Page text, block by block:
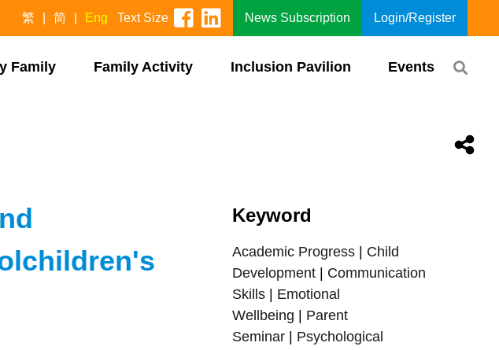
繁 简 Eng Text Size News Subscription Login/Register
Family​ Family Activity Inclusion Pavilion Events
Keyword
Academic Progress
Child
Development
Communication
Skills
Emotional
Wellbeing
Parent
Seminar
Psychological